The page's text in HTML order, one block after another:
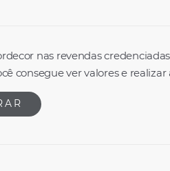
nas revendas
consegue ver valores e realizar